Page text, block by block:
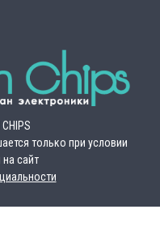
только при условии
сайт